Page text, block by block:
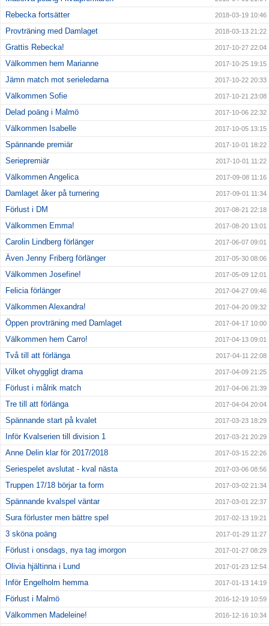
Rebecka fortsätter 2018-03-19 10:46
Provträning med Damlaget 2018-03-13 21:22
Grattis Rebecka! 2017-10-27 22:04
Välkommen hem Marianne 2017-10-25 19:15
Jämn match mot serieledarna 2017-10-22 20:33
Välkommen Sofie 2017-10-21 23:08
Delad poäng i Malmö 2017-10-06 22:32
Välkommen Isabelle 2017-10-05 13:15
Spännande premiär 2017-10-01 18:22
Seriepremiär 2017-10-01 11:22
Välkommen Angelica 2017-09-08 11:16
Damlaget åker på turnering 2017-09-01 11:34
Förlust i DM 2017-08-21 22:18
Välkommen Emma! 2017-08-20 13:01
Carolin Lindberg förlänger 2017-06-07 09:01
Även Jenny Friberg förlänger 2017-05-30 08:06
Välkommen Josefine! 2017-05-09 12:01
Felicia förlänger 2017-04-27 09:46
Välkommen Alexandra! 2017-04-20 09:32
Öppen provträning med Damlaget 2017-04-17 10:00
Välkommen hem Carro! 2017-04-13 09:01
Två till att förlänga 2017-04-11 22:08
Vilket ohyggligt drama 2017-04-09 21:25
Förlust i målrik match 2017-04-06 21:39
Tre till att förlänga 2017-04-04 20:04
Spännande start på kvalet 2017-03-23 18:29
Inför Kvalserien till division 1 2017-03-21 20:29
Anne Delin klar för 2017/2018 2017-03-15 22:26
Seriespelet avslutat - kval nästa 2017-03-06 08:56
Truppen 17/18 börjar ta form 2017-03-02 21:34
Spännande kvalspel väntar 2017-03-01 22:37
Sura förluster men bättre spel 2017-02-13 19:21
3 sköna poäng 2017-01-29 11:27
Förlust i onsdags, nya tag imorgon 2017-01-27 08:29
Olivia hjältinna i Lund 2017-01-23 12:54
Inför Engelholm hemma 2017-01-13 14:19
Förlust i Malmö 2016-12-19 10:59
Välkommen Madeleine! 2016-12-16 10:34